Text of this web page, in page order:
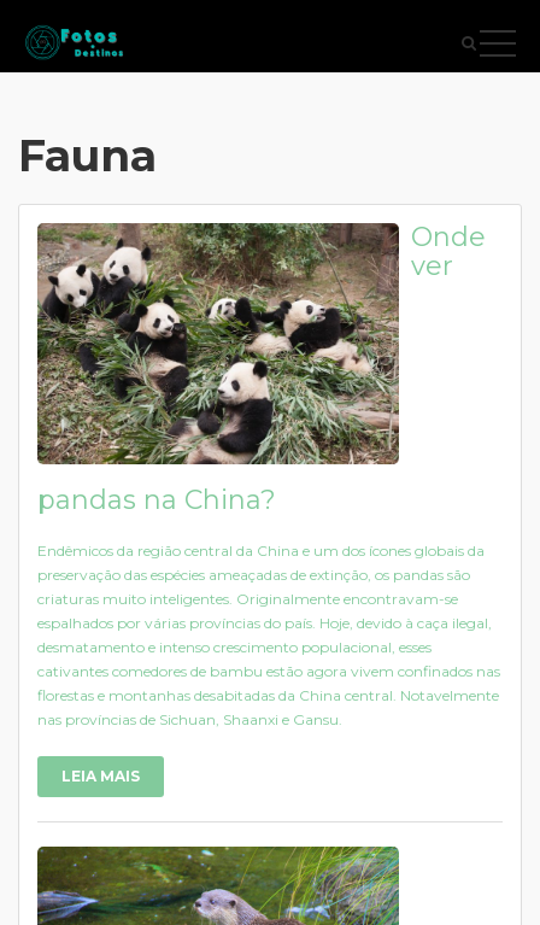
Fauna
Onde
ver
pandas na China?
Endêmicos da região central da China e um dos ícones globais da
preservação das espécies ameaçadas de extinção, os pandas são
criaturas muito inteligentes. Originalmente encontravam-se
espalhados por várias províncias do país. Hoje, devido à caça ilegal,
desmatamento e intenso crescimento populacional, esses
cativantes comedores de bambu estão agora vivem confinados nas
florestas e montanhas desabitadas da China central. Notavelmente
nas províncias de Sichuan, Shaanxi e Gansu.
LEIA MAIS